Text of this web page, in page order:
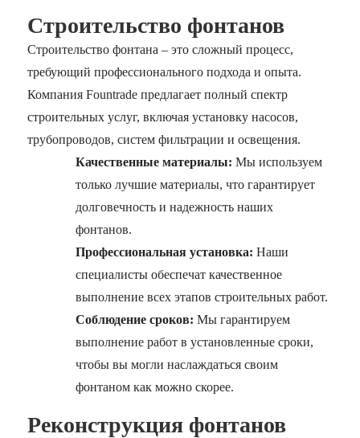
Строительство фонтанов
Строительство фонтана – это сложный процесс,
требующий профессионального подхода и опыта.
Компания Fountrade предлагает полный спектр
строительных услуг, включая установку насосов,
трубопроводов, систем фильтрации и освещения.
Качественные материалы: Мы используем
только лучшие материалы, что гарантирует
долговечность и надежность наших
фонтанов.
Профессиональная установка: Наши
специалисты обеспечат качественное
выполнение всех этапов строительных работ.
Соблюдение сроков: Мы гарантируем
выполнение работ в установленные сроки,
чтобы вы могли наслаждаться своим
фонтаном как можно скорее.
Реконструкция фонтанов